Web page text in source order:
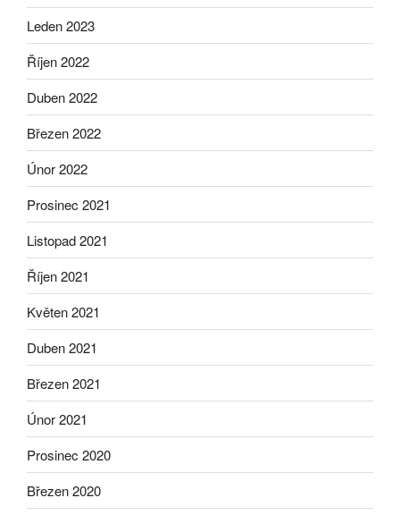
Leden 2023
Říjen 2022
Duben 2022
Březen 2022
Únor 2022
Prosinec 2021
Listopad 2021
Říjen 2021
Květen 2021
Duben 2021
Březen 2021
Únor 2021
Prosinec 2020
Březen 2020